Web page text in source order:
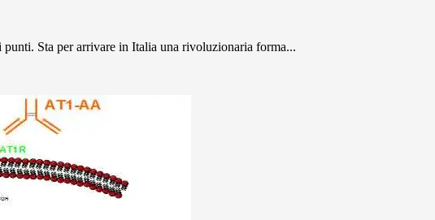
Sta per arrivare in Italia una rivoluzionaria forma...